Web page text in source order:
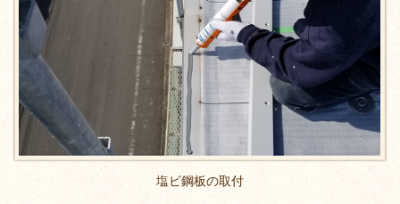
塩ビ鋼板の取付